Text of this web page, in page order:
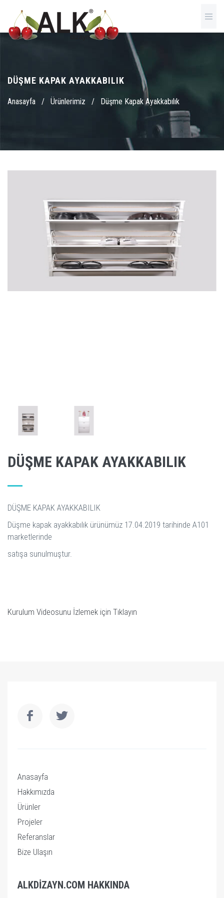
DÜŞME KAPAK AYAKKABILIK
Anasayfa / Ürünlerimiz / Düşme Kapak Ayakkabılık
DÜŞME KAPAK AYAKKABILIK
DÜŞME KAPAK AYAKKABILIK
Düşme kapak ayakkabılık ürünümüz 17.04.2019 tarihinde A101
marketlerinde
satışa sunulmuştur.
Kurulum Videosunu İzlemek için Tıklayın
Anasayfa
Hakkımızda
Ürünler
Projeler
Referanslar
Bize Ulaşın
ALKDIZAYN.COM HAKKINDA